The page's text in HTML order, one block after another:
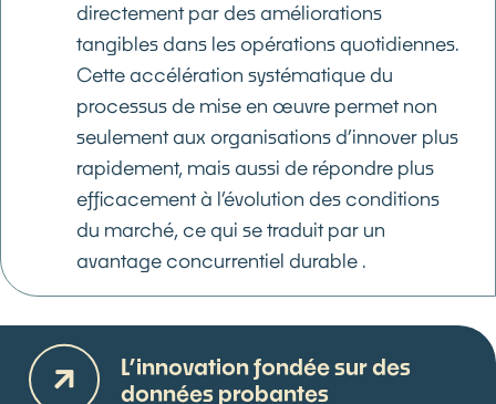
directement par des améliorations
tangibles dans les opérations quotidiennes.
Cette accélération systématique du
processus de mise en œuvre permet non
seulement aux organisations d’innover plus
rapidement, mais aussi de répondre plus
efficacement à l’évolution des conditions
du marché, ce qui se traduit par un
avantage concurrentiel durable .
L’innovation fondée sur des
données probantes